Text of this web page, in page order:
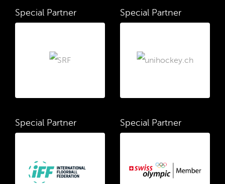
Special Partner Special Partner
Special Partner Special Partner